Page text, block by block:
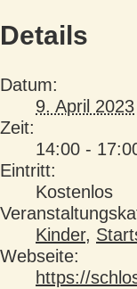
Details
Datum:
9. April 2023
Zeit:
14:00 -
Eintritt:
Kostenlos
Kinder,
Webseite:
https://